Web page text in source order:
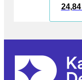
24,84